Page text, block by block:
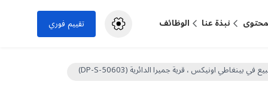
نبذة عنا الوظائف تقييم فوري